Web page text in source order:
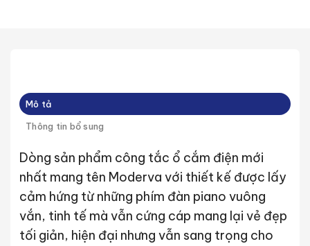
Mô tả
Thông tin bổ sung
Dòng sản phẩm công tắc ổ cắm điện mới
nhất mang tên Moderva với thiết kế được lấy
cảm hứng từ những phím đàn piano vuông
vắn, tinh tế mà vẫn cứng cáp mang lại vẻ đẹp
tối giản, hiện đại nhưng vẫn sang trọng cho